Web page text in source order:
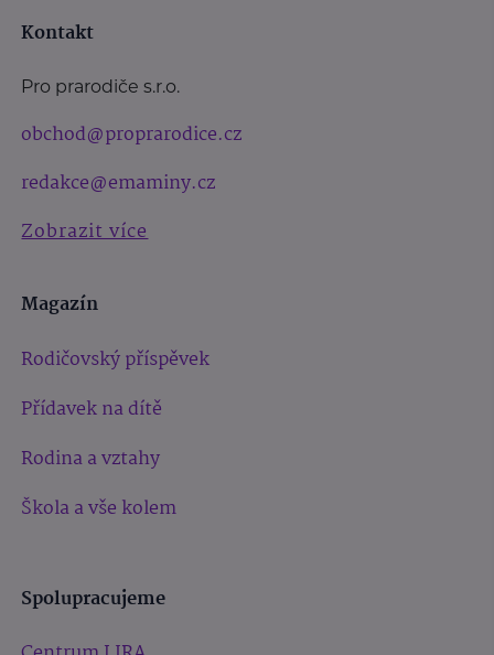
Kontakt
Pro prarodiče s.r.o.
obchod@proprarodice.cz
redakce@emaminy.cz
Zobrazit více
Magazín
Rodičovský příspěvek
Přídavek na dítě
Rodina a vztahy
Škola a vše kolem
Spolupracujeme